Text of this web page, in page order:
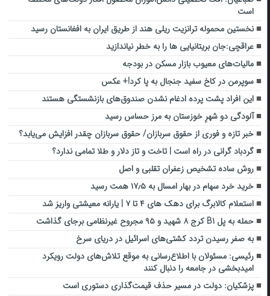
است
نخستین محموله ترانزیت ریلی هند از طریق ایران به افغانستان رسید
عراقچی:جان بریتانیایی ها را به خطر نیاندازید
مالیات‌های معیوب بازار مسکن در بودجه
سوپرمن در کاخ سفید جنجال به پا کرد!+ عکس
این افراد پشت پرده ادغام نشدن صندوق‌های بازنشستگی هستند
آلودگی دو شهرِ خوزستان به مرز حساس رسید
خبر تازه و فوری از حقوق سربازان/ حقوق سربازان چقدر افزایش می‌یابد؟
گردباد گرانی در راه است | تاخت و تاز دلار و طلا تمامی ندارد؟
روش ساده تشخیص زعفران تقلبی و اصل
خرید خرد سهام در بهار امسال به ۱۷٫۵ همت رسید
استعلام کالابرگ برای دهک های ۴ تا ۷ | یارانه معیشتی واریز شد
حمله به پل B1 کرج ۸ شهید و ۹۵ مجروح غیرنظامی برجای گذاشت
به صفر رسیدن تردد کشتی‌های اسرائیل در دریای سرخ
رئیسی: مسئولان با اطلاع‌رسانی به موقع تلاش‌های دولت رویکرد
امیدبخشی در جامعه را دنبال کنند
پزشکیان: دولت در مسیر حذف قیمت‌گذاری دستوری است